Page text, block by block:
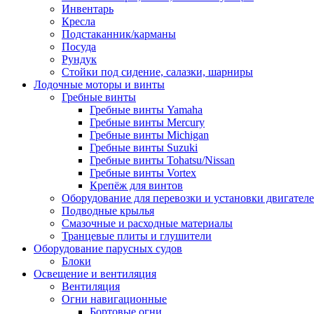
Инвентарь
Кресла
Подстаканник/карманы
Посуда
Рундук
Стойки под сидение, салазки, шарниры
Лодочные моторы и винты
Гребные винты
Гребные винты Yamaha
Гребные винты Mercury
Гребные винты Michigan
Гребные винты Suzuki
Гребные винты Tohatsu/Nissan
Гребные винты Vortex
Крепёж для винтов
Оборудование для перевозки и установки
Подводные крылья
Смазочные и расходные материалы
Транцевые плиты и глушители
Оборудование парусных судов
Блоки
Освещение и вентиляция
Вентиляция
Огни навигационные
Бортовые огни